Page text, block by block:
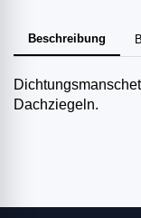
Beschreibung
Dachziegeln.